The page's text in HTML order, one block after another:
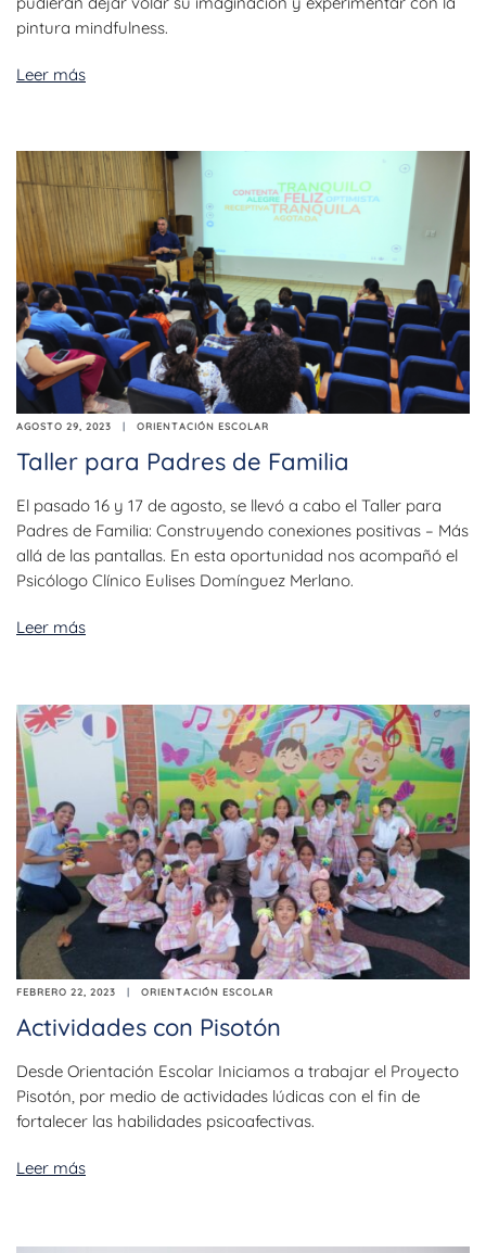
pintura mindfulness.
Leer más
AGOSTO 29, 2023 ORIENTACIÓN ESCOLAR
Taller para Padres de Familia
El pasado 16 y 17 de agosto, se llevó a cabo el Taller para
Padres de Familia: Construyendo conexiones positivas – Más
allá de las pantallas. En esta oportunidad nos acompañó el
Psicólogo Clínico Eulises Domínguez Merlano.
Leer más
FEBRERO 22, 2023 ORIENTACIÓN ESCOLAR
Actividades con Pisotón
Desde Orientación Escolar Iniciamos a trabajar el Proyecto
Pisotón, por medio de actividades lúdicas con el fin de
fortalecer las habilidades psicoafectivas.
Leer más